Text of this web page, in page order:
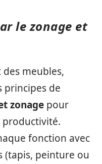
le zonage et
meubles,
principes de
zonage pour
fonction avec
(tapis, peinture ou